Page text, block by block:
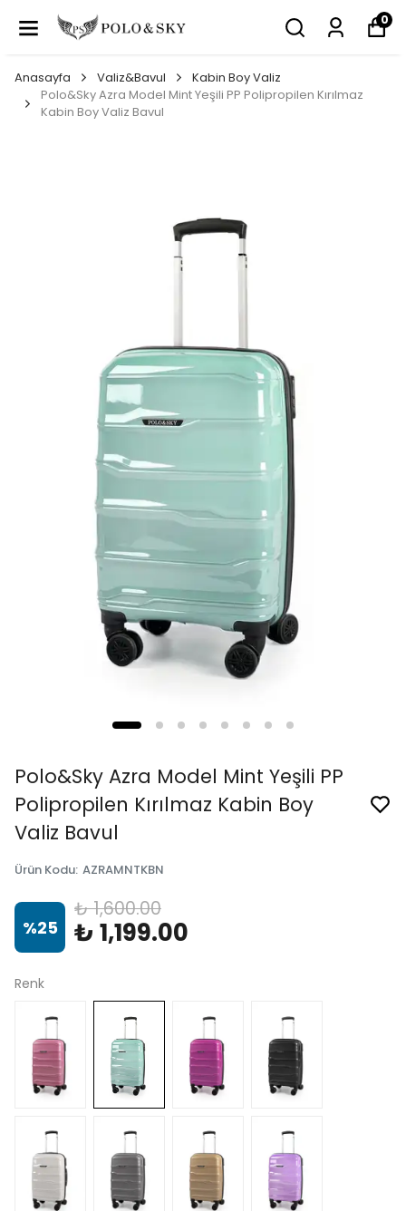
0
Anasayfa Valiz&Bavul
Kabin Boy Valiz
Polo&Sky Azra Model Mint Yeşili PP Polipropilen Kırılmaz
Kabin Boy Valiz Bavul
Polo&Sky Azra Model Mint Yeşili PP
Polipropilen Kırılmaz Kabin Boy
Valiz Bavul
Ürün Kodu: AZRAMNTKBN
%25
₺ 1,600.00
₺ 1,199.00
Renk